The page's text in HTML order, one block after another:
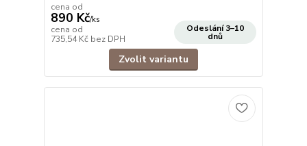
cena od
890 Kč/ks
cena od
735,54 Kč bez DPH
Odeslání 3–10
dnů
Zvolit variantu